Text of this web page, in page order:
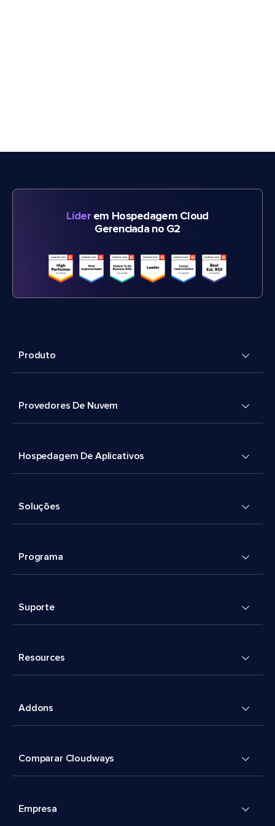
Líderem Hospedagem Cloud
Gerenciada no G2
Produto
Provedores De Nuvem
Hospedagem De Aplicativos
Soluções
Programa
Suporte
Resources
Addons
Comparar Cloudways
Empresa